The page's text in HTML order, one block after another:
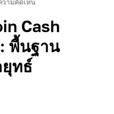
วามคิดเห็น
Cash
พื้นฐาน
ยุทธ์